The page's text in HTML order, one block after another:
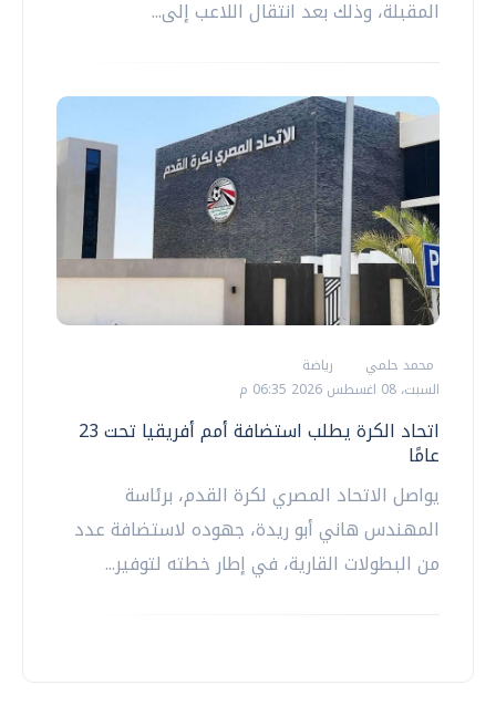
المقبلة، وذلك بعد انتقال اللاعب إلى...
محمد حلمي
رياضة
السبت، 08 اغسطس 2026 06:35 م
اتحاد الكرة يطلب استضافة أمم أفريقيا تحت 23
عامًا
يواصل الاتحاد المصري لكرة القدم، برئاسة
المهندس هاني أبو ريدة، جهوده لاستضافة عدد
من البطولات القارية، في إطار خطته لتوفير...